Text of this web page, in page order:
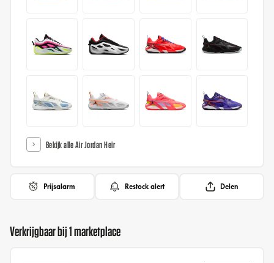
Bekijk alle Air Jordan Heir
Prijsalarm Restock alert Delen
Verkrijgbaar bij 1 marketplace